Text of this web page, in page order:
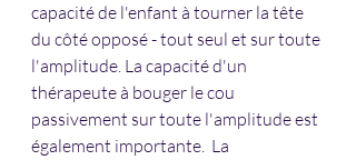
capacité de l'enfant à tourner la tête
du côté opposé - tout seul et sur toute
l'amplitude. La capacité d'un
thérapeute à bouger le cou
passivement sur toute l'amplitude est
également importante.  La